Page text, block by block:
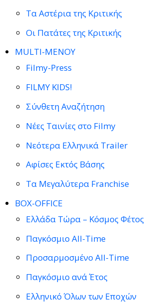
Τα Αστέρια της Κριτικής
Οι Πατάτες της Κριτικής
MULTI-ΜΕΝΟΥ
Filmy-Press
FILMY KIDS!
Σύνθετη Αναζήτηση
Νέες Ταινίες στο Filmy
Νεότερα Ελληνικά Trailer
Αφίσες Εκτός Βάσης
Τα Μεγαλύτερα Franchise
BOX-OFFICE
Ελλάδα Τώρα – Κόσμος Φέτος
Παγκόσμιο All-Time
Προσαρμοσμένο All-Time
Παγκόσμιο ανά Έτος
Ελληνικό Όλων των Εποχών